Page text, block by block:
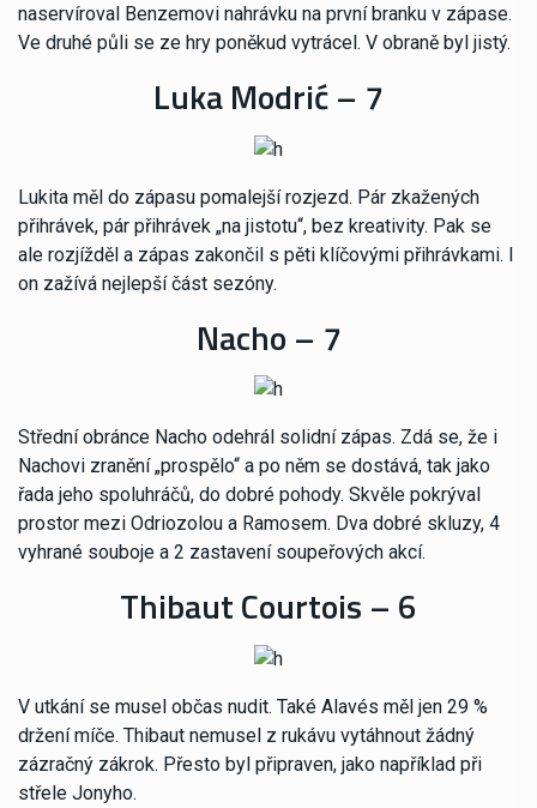
naservíroval Benzemovi nahrávku na první branku v zápase.
Ve druhé půli se ze hry poněkud vytrácel. V obraně byl jistý.
Luka Modrić – 7
Lukita měl do zápasu pomalejší rozjezd. Pár zkažených
přihrávek, pár přihrávek „na jistotu“, bez kreativity. Pak se
ale rozjížděl a zápas zakončil s pěti klíčovými přihrávkami. I
on zažívá nejlepší část sezóny.
Nacho – 7
Střední obránce Nacho odehrál solidní zápas. Zdá se, že i
Nachovi zranění „prospělo“ a po něm se dostává, tak jako
řada jeho spoluhráčů, do dobré pohody. Skvěle pokrýval
prostor mezi Odriozolou a Ramosem. Dva dobré skluzy, 4
vyhrané souboje a 2 zastavení soupeřových akcí.
Thibaut Courtois – 6
V utkání se musel občas nudit. Také Alavés měl jen 29 %
držení míče. Thibaut nemusel z rukávu vytáhnout žádný
zázračný zákrok. Přesto byl připraven, jako například při
střele Jonyho.